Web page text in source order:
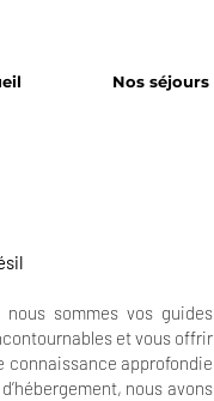
Nos séjours
sommes vos guides
et vous offrir
connaissance approfondie
nous avons